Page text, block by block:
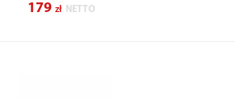
179 zł NETTO